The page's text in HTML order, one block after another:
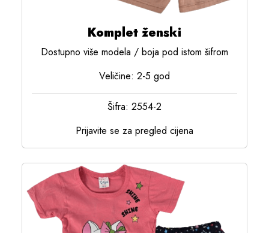
Komplet ženski
Dostupno više modela / boja pod istom šifrom
Veličine: 2-5 god
Šifra: 2554-2
Prijavite se za pregled cijena